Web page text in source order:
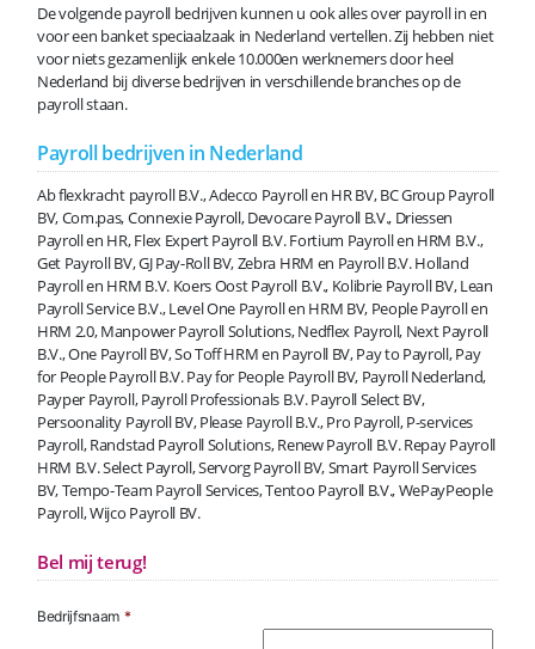
De volgende payroll bedrijven kunnen u ook alles over payroll in en
voor een banket speciaalzaak in Nederland vertellen. Zij hebben niet
voor niets gezamenlijk enkele 10.000en werknemers door heel
Nederland bij diverse bedrijven in verschillende branches op de
payroll staan.
Payroll bedrijven in Nederland
Ab flexkracht payroll B.V., Adecco Payroll en HR BV, BC Group Payroll
BV, Com.pas, Connexie Payroll, Devocare Payroll B.V., Driessen
Payroll en HR, Flex Expert Payroll B.V. Fortium Payroll en HRM B.V.,
Get Payroll BV, GJ Pay-Roll BV, Zebra HRM en Payroll B.V. Holland
Payroll en HRM B.V. Koers Oost Payroll B.V., Kolibrie Payroll BV, Lean
Payroll Service B.V., Level One Payroll en HRM BV, People Payroll en
HRM 2.0, Manpower Payroll Solutions, Nedflex Payroll, Next Payroll
B.V., One Payroll BV, So Toff HRM en Payroll BV, Pay to Payroll, Pay
for People Payroll B.V. Pay for People Payroll BV, Payroll Nederland,
Payper Payroll, Payroll Professionals B.V. Payroll Select BV,
Persoonality Payroll BV, Please Payroll B.V., Pro Payroll, P-services
Payroll, Randstad Payroll Solutions, Renew Payroll B.V. Repay Payroll
HRM B.V. Select Payroll, Servorg Payroll BV, Smart Payroll Services
BV, Tempo-Team Payroll Services, Tentoo Payroll B.V., WePayPeople
Payroll, Wijco Payroll BV.
Bel mij terug!
Bedrijfsnaam *